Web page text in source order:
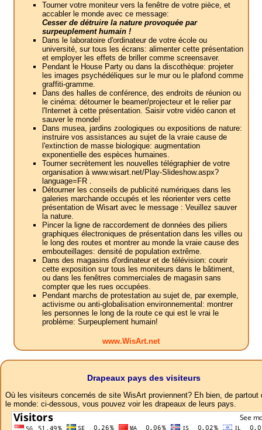
Tourner votre moniteur vers la fenêtre de votre pièce, et
accabler le monde avec ce message:
Cesser de détruire la nature provoquée par
surpeuplement humain !
Dans le laboratoire d'ordinateur de votre école ou
université, sur tous les écrans: alimenter cette présentation
et employer les effets de briller comme screensaver.
Pendant le House Party ou dans la discothèque: projeter
les images psychédéliques sur le mur ou le plafond comme
graffiti-gramme.
Dans des halles de conférence, des endroits de réunion ou
le cinéma: détourner le beamer/projecteur et le relier par
l'Internet à cette présentation. Saisir votre vidéo canon et
sauver le monde!
Dans musea, jardins zoologiques ou expositions de nature:
instruire vos assistances au sujet de la vraie cause de
l'extinction de masse biologique: augmentation
exponentielle des espèces humaines.
Tourner secrètement les nouvelles télégraphier de votre
organisation à www.wisart.net/Play-Slideshow.aspx?
language=FR .
Détourner les conseils de publicité numériques dans les
galeries marchande occupés et les réorienter vers cette
présentation de Wisart avec le message : Veuillez sauver
la nature.
Pincer la ligne de raccordement de données des piliers
graphiques électroniques de présentation dans les villes ou
le long des routes et montrer au monde la vraie cause des
embouteillages: densité de population extrême.
Dans des magasins d'ordinateur et de télévision: courir
cette exposition sur tous les moniteurs dans le bâtiment,
ou dans les fenêtres commerciales de magasin sans
compter que les rues occupées.
Pendant marchs de protestation au sujet de, par exemple,
activisme ou anti-globalisation environnemental: montrer
les personnes le long de la route ce qui est le vrai le
problème: Surpeuplement humain!
www.WisArt.net
Drapeaux pays des visiteurs
Où les visiteurs concernés de site WisArt proviennent? Eh bien, de partout
le monde: ci-dessous, vous pouvez voir les drapeaux de leurs pays.